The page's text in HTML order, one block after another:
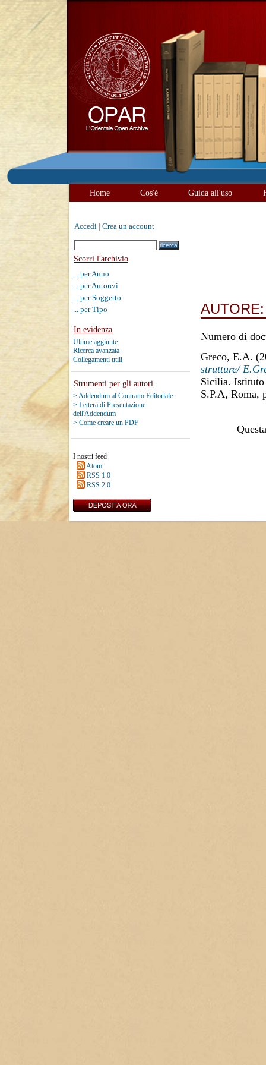
Home Cos'è Guida all'uso
Accedi Crea un account
Scorri l'archivio
... per Anno
... per Autore/i
... per Soggetto
... per Tipo
In evidenza
Ultime aggiunte
Ricerca avanzata
Collegamenti utili
Strumenti per gli autori
> Addendum al Contratto Editoriale
> Lettera di Presentazione
dell'Addendum
> Come creare un PDF
I nostri feed
Atom
RSS 1.0
RSS 2.0
Numero di
Greco, E.A.
strutture/
Sicilia. Istituto
S.P.A, Roma,